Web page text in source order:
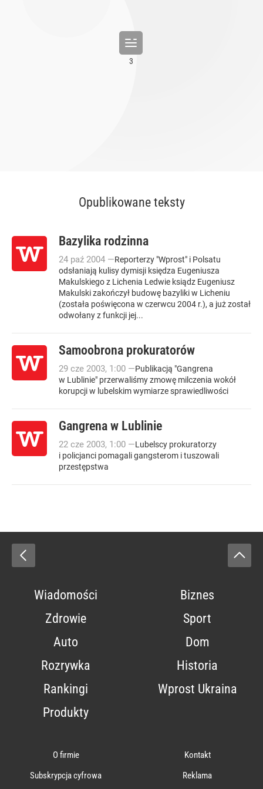
Opublikowane teksty
Bazylika rodzinna
24 paź 2004 —Reporterzy "Wprost" i Polsatu
odsłaniają kulisy dymisji księdza Eugeniusza
Makulskiego z Lichenia Ledwie ksiądz Eugeniusz
Makulski zakończył budowę bazyliki w Licheniu
(została poświęcona w czerwcu 2004 r.), a już został
odwołany z funkcji jej...
Samoobrona prokuratorów
29 cze 2003, 1:00 —Publikacją "Gangrena
w Lublinie" przerwaliśmy zmowę milczenia wokół
korupcji w lubelskim wymiarze sprawiedliwości
Gangrena w Lublinie
22 cze 2003, 1:00 —Lubelscy prokuratorzy
i policjanci pomagali gangsterom i tuszowali
przestępstwa
Wiadomości
Biznes
Zdrowie
Sport
Auto
Dom
Rozrywka
Historia
Rankingi
Wprost Ukraina
Produkty
O firmie
Kontakt
Subskrypcja cyfrowa
Reklama